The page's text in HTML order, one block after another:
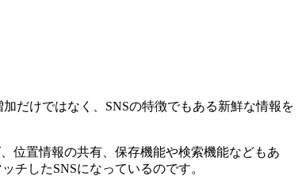
だけではなく、SNSの特徴でもある新鮮な情報を
位置情報の共有、保存機能や検索機能などもあ
チしたSNSになっているのです。